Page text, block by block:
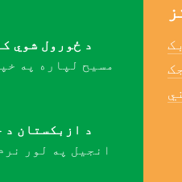
د ځورول شوي
مسیح لپاره په
د ازبکستان د
انجیل په لور